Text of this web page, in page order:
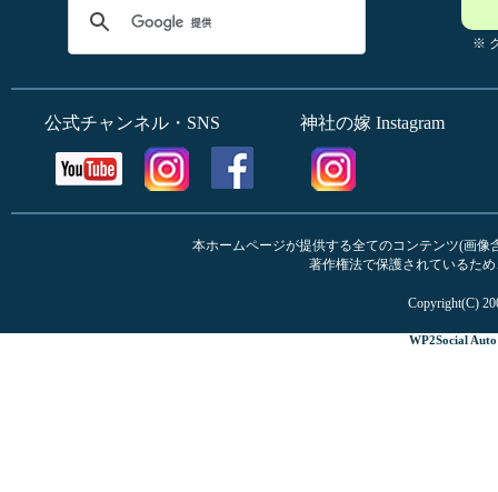
※
公式チャンネル・SNS 神社の嫁 Instagram
本ホームページが提供する全てのコンテンツ(画
著作権法で保護されているた
Copyright(C)
WP2Social